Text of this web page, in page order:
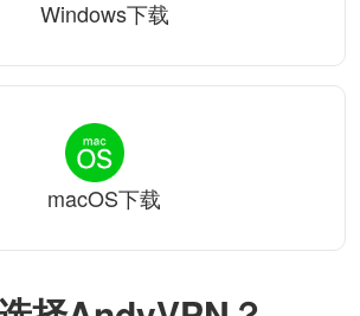
Windows下载
macOS下载